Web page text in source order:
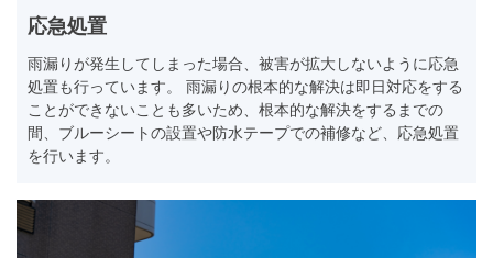
応急処置
雨漏りが発生してしまった場合、被害が拡大しないように応急
処置も行っています。 雨漏りの根本的な解決は即日対応をする
ことができないことも多いため、根本的な解決をするまでの
間、ブルーシートの設置や防水テープでの補修など、応急処置
を行います。